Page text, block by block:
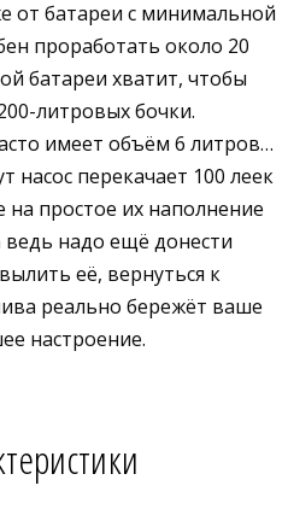
от батареи с минимальной
проработать около 20
батареи хватит, чтобы
литровых бочки.
имеет объём 6 литров…
насос перекачает 100 леек
на простое их наполнение
надо ещё донести
её, вернуться к
реально бережёт ваше
настроение.